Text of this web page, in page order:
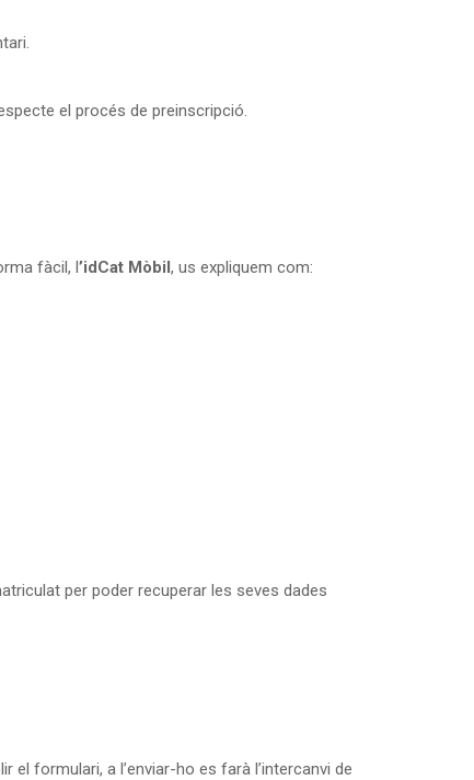
el procés de preinscripció.
fàcil, l’idCat Mòbil, us expliquem com:
per poder recuperar les seves dades
el formulari, a l’enviar-ho es farà l’intercanvi de